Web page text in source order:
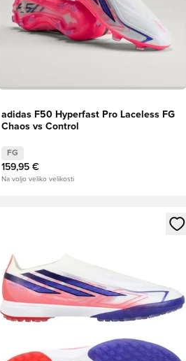
adidas F50 Hyperfast Pro Laceless FG
Chaos vs Control
FG
159,95 €
Na voljo veliko velikosti
Odpre Modal za prijavo ali vpis kot član